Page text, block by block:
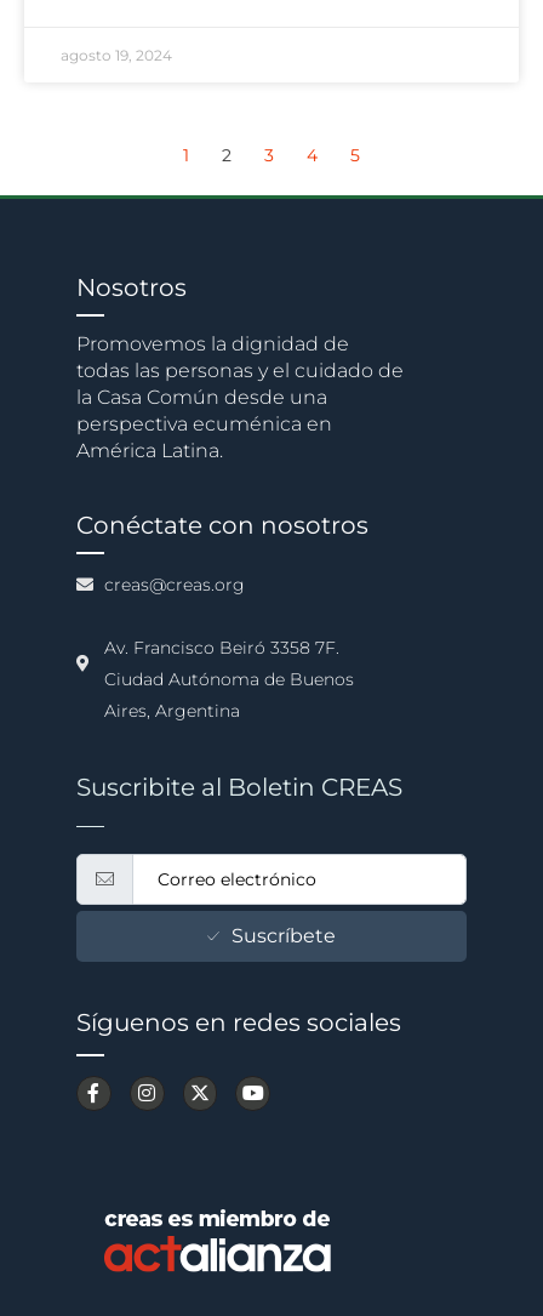
agosto 19, 2024
1 2 3 4 5
Nosotros
Promovemos la dignidad de
todas las personas y el cuidado de
la Casa Común desde una
perspectiva ecuménica en
América Latina.
Conéctate con nosotros
creas@creas.org
Av. Francisco Beiró 3358 7F.
Ciudad Autónoma de Buenos
Aires, Argentina
Suscribite al Boletin CREAS
Suscríbete
Síguenos en redes sociales